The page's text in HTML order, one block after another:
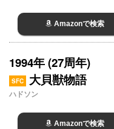
Amazonで検索
1994年 (27周年)
SFC 大貝獣物語
ハドソン
Amazonで検索